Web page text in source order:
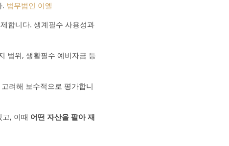
. 법무법인 이엘
합니다. 생계필수 사용성과
범위, 생활필수 예비자금 등
려해 보수적으로 평가합니
, 이때 어떤 자산을 팔아 재